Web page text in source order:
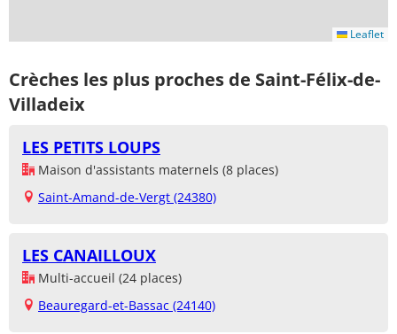
Leaflet
Crèches les plus proches de Saint-Félix-de-
Villadeix
LES PETITS LOUPS
Maison d'assistants maternels (8 places)
Saint-Amand-de-Vergt (24380)
LES CANAILLOUX
Multi-accueil (24 places)
Beauregard-et-Bassac (24140)